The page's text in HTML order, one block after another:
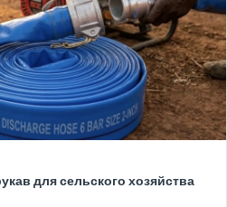
для сельского хозяйства